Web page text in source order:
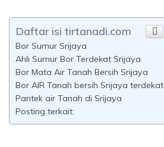
Daftar isi tirtanadi.com
Bor Sumur Srijaya
Ahli Sumur Bor Terdekat Srijaya
Bor Mata Air Tanah Bersih Srijaya
Bor AIR Tanah bersih Srijaya terdekat
Pantek air Tanah di Srijaya
Posting terkait: